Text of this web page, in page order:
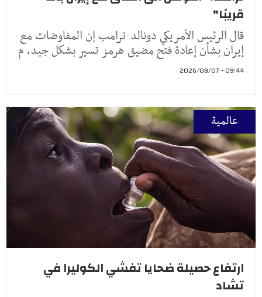
قريبًا"
قال الرئيس الأمريكي دونالد ترامب إن المفاوضات مع
إيران بشأن إعادة فتح مضيق هرمز تسير بشكل جيد، م
09:44 - 2026/08/07
عالمية
ارتفاع حصيلة ضحايا تفشي الكوليرا في
تشاد